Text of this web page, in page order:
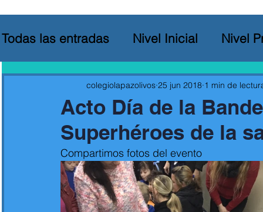
Todas las entradas Nivel Inicial Nivel
Acto Día de la
Superhéroes de la
colegiolapazolivos 25 jun 2018 1 min de
Compartimos fotos del evento